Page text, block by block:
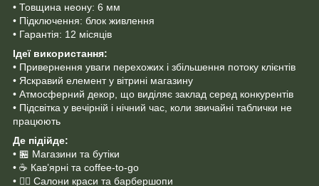
• Товщина неону: 6 мм
• Підключення: блок живлення
• Гарантія: 12 місяців
Ідеї використання:
• Привернення уваги перехожих і збільшення потоку клієнтів
• Яскравий елемент у вітрині магазину
• Атмосферний декор, що виділяє заклад серед конкурентів
• Підсвітка у вечірній і нічний час, коли звичайні таблички не
працюють
Де підійде:
• 🏪 Магазини та бутіки
• ☕ Кав’ярні та coffee-to-go
• 💇‍♀️ Салони краси та барбершопи